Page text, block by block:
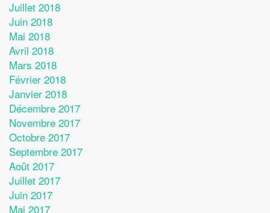
Juillet 2018
Juin 2018
Mai 2018
Avril 2018
Mars 2018
Février 2018
Janvier 2018
Décembre 2017
Novembre 2017
Octobre 2017
Septembre 2017
Août 2017
Juillet 2017
Juin 2017
Mai 2017